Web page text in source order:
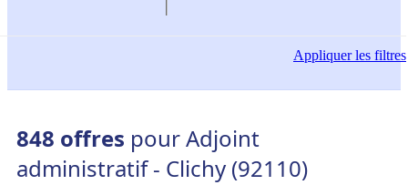
Appliquerles filtres
848 offres pour Adjoint
administratif - Clichy (92110)